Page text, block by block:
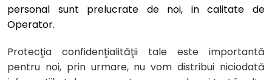
personal sunt prelucrate de noi, in calitate de
Operator.
Protecţia confidenţialităţii tale este importantă
pentru noi, prin urmare, nu vom distribui niciodată